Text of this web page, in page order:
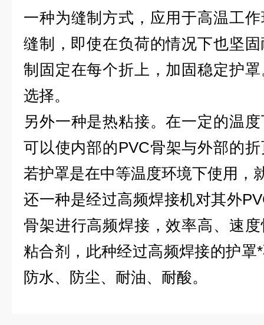
一种为缝制方式，应用于高温工
缝制，即使在负荷的情况下也坚
制固定在每个折上，加固稳定护
选择。
另外一种是热粘接。在一定的温
可以使内部的PVC骨架与外部的
若护罩是在中等温度环境下使用，
还一种是经过高频焊接机对其外
骨架进行高频焊接，效率高、速
粘合剂，此种经过高频焊接的护罩
防水、防尘、耐油、耐酸。